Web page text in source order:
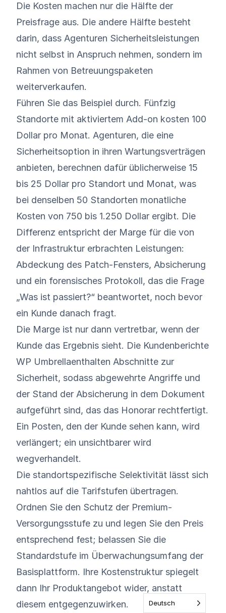
Die Kosten machen nur die Hälfte der
Preisfrage aus. Die andere Hälfte besteht
darin, dass Agenturen Sicherheitsleistungen
nicht selbst in Anspruch nehmen, sondern im
Rahmen von Betreuungspaketen
weiterverkaufen.
Führen Sie das Beispiel durch. Fünfzig
Standorte mit aktiviertem Add-on kosten 100
Dollar pro Monat. Agenturen, die eine
Sicherheitsoption in ihren Wartungsverträgen
anbieten, berechnen dafür üblicherweise 15
bis 25 Dollar pro Standort und Monat, was
bei denselben 50 Standorten monatliche
Kosten von 750 bis 1.250 Dollar ergibt. Die
Differenz entspricht der Marge für die von
der Infrastruktur erbrachten Leistungen:
Abdeckung des Patch-Fensters, Absicherung
und ein forensisches Protokoll, das die Frage
„Was ist passiert?“ beantwortet, noch bevor
ein Kunde danach fragt.
Die Marge ist nur dann vertretbar, wenn der
Kunde das Ergebnis sieht. Die Kundenberichte
WP Umbrellaenthalten Abschnitte zur
Sicherheit, sodass abgewehrte Angriffe und
der Stand der Absicherung in dem Dokument
aufgeführt sind, das das Honorar rechtfertigt.
Ein Posten, den der Kunde sehen kann, wird
verlängert; ein unsichtbarer wird
wegverhandelt.
Die standortspezifische Selektivität lässt sich
nahtlos auf die Tarifstufen übertragen.
Ordnen Sie den Schutz der Premium-
Versorgungsstufe zu und legen Sie den Preis
entsprechend fest; belassen Sie die
Standardstufe im Überwachungsumfang der
Basisplattform. Ihre Kostenstruktur spiegelt
dann Ihr Produktangebot wider, anstatt
diesem entgegenzuwirken.
Deutsch